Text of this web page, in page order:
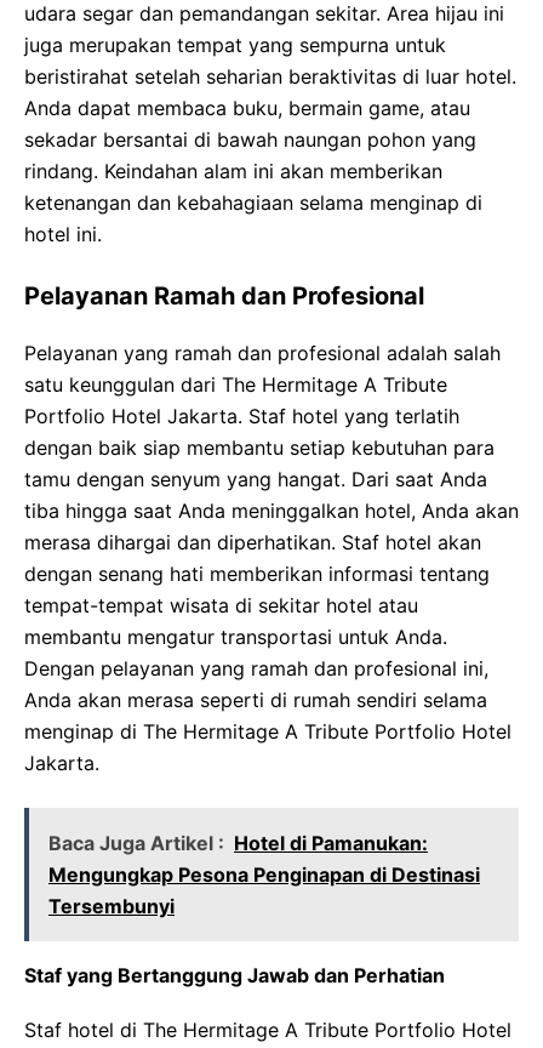
udara segar dan pemandangan sekitar. Area hijau ini
juga merupakan tempat yang sempurna untuk
beristirahat setelah seharian beraktivitas di luar hotel.
Anda dapat membaca buku, bermain game, atau
sekadar bersantai di bawah naungan pohon yang
rindang. Keindahan alam ini akan memberikan
ketenangan dan kebahagiaan selama menginap di
hotel ini.
Pelayanan Ramah dan Profesional
Pelayanan yang ramah dan profesional adalah salah
satu keunggulan dari The Hermitage A Tribute
Portfolio Hotel Jakarta. Staf hotel yang terlatih
dengan baik siap membantu setiap kebutuhan para
tamu dengan senyum yang hangat. Dari saat Anda
tiba hingga saat Anda meninggalkan hotel, Anda akan
merasa dihargai dan diperhatikan. Staf hotel akan
dengan senang hati memberikan informasi tentang
tempat-tempat wisata di sekitar hotel atau
membantu mengatur transportasi untuk Anda.
Dengan pelayanan yang ramah dan profesional ini,
Anda akan merasa seperti di rumah sendiri selama
menginap di The Hermitage A Tribute Portfolio Hotel
Jakarta.
Baca Juga Artikel : Hotel di Pamanukan:
Mengungkap Pesona Penginapan di Destinasi
Tersembunyi
Staf yang Bertanggung Jawab dan Perhatian
Staf hotel di The Hermitage A Tribute Portfolio Hotel